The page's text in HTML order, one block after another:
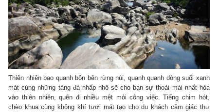
Thiên nhiên bao quanh bốn bên rừng núi, quanh quanh dòng suối xanh
mát cùng những tảng đá nhấp nhô sẽ cho bạn sự thoải mái nhất hòa
vào thiên nhiên, quên đi nhiều mệt mỏi công việc. Tiếng chim hót,
chèo khua cùng không khí tươi mát tạo cho du khách cảm giác thư